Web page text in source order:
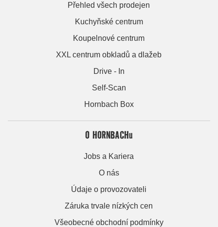
Přehled všech prodejen
Kuchyňské centrum
Koupelnové centrum
XXL centrum obkladů a dlažeb
Drive - In
Self-Scan
Hornbach Box
O HORNBACHu
Jobs a Kariera
O nás
Údaje o provozovateli
Záruka trvale nízkých cen
Všeobecné obchodní podmínky